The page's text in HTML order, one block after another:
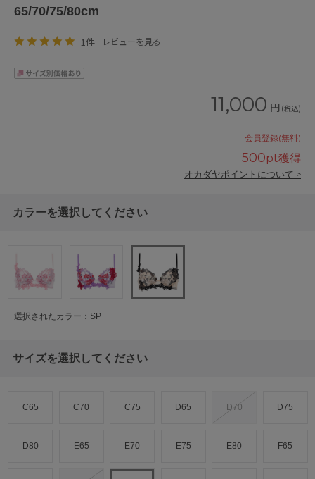
65/70/75/80cm
1件 レビューを見る
11,000 円 (税込)
会員登録(無料)
500pt獲得
オカダヤポイントについて >
カラーを選択してください
選択されたカラー：SP
サイズを選択してください
C65 C70 C75 D65 D70 D75
D80 E65 E70 E75 E80 F65